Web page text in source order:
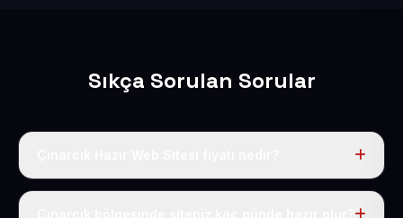
Sıkça Sorulan Sorular
Tek fiyat uygulanır: yıllık 50 USD + KDV. Bu bedele alan